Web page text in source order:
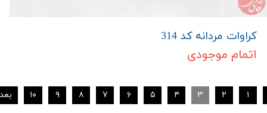
کراوات مردانه کد 314
اتمام موجودی
۱ ۲ ۳ ۴ ۵ ۶ ۷ ۸ ۹ ۱۰